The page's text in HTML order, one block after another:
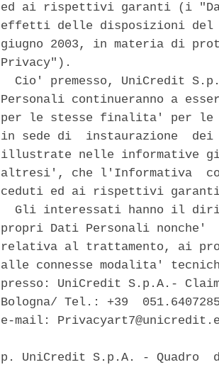
ed ai rispettivi garanti (i
effetti delle disposizioni del
giugno 2003, in materia di
Privacy").
Cio' premesso, UniCredit
Personali continueranno a
per le stesse finalita' per
in sede di  instaurazione
illustrate nelle informative
altresi', che l'Informativa
ceduti ed ai rispettivi
Gli interessati hanno il
propri Dati Personali
relativa al trattamento, ai
alle connesse modalita'
presso: UniCredit S.p.A.-
Bologna/ Tel.: +39
e-mail:
p. UniCredit S.p.A. -